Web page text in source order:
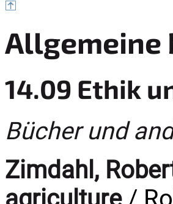
Allgemeine
14.09 Ethik
Bücher und
Zimdahl,